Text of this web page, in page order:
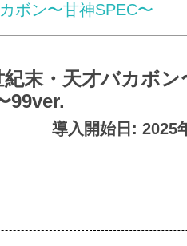
ボン〜甘神SPEC〜
紀末・天才バカボン
99ver.
導入開始日: 2025